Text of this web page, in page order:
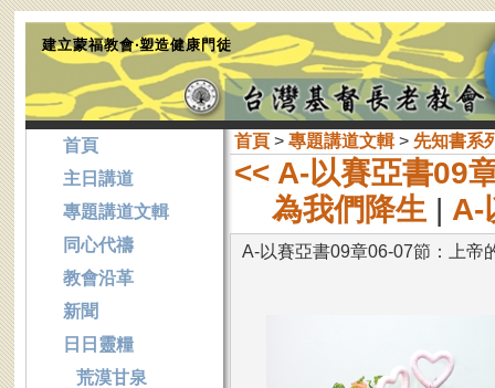
建立蒙福教會‧塑造健康門徒
首頁> 專題講道文輯> 先知書系
<< A-以賽亞書09
為我們降生 | A-
A-以賽亞書09章06-07節：上帝
首頁
主日講道
專題講道文輯
同心代禱
教會沿革
新聞
日日靈糧
荒漠甘泉